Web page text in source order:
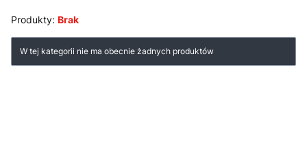
Produkty: Brak
Lista produktów
W tej kategorii nie ma obecnie żadnych produktów